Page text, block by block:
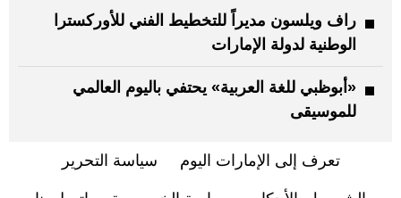
راف ويلسون مديراً للتخطيط الفني للأوركسترا
الوطنية لدولة الإمارات
«أبوظبي للغة العربية» يحتفي باليوم العالمي
للموسيقى
تعرف إلى الإمارات اليوم سياسة التحرير